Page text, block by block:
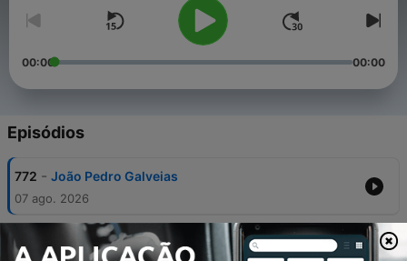
00:00 00:00
Episódios
772 - João Pedro Galveias
07 ago. 2026
Zé Pedro Vasconcelos, Mafalda Santos,
Madalena Santos